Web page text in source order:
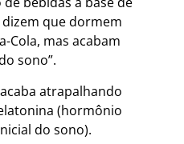
dizem que dormem
Cola, mas acabam
sono”.
atrapalhando
(hormônio
do sono).